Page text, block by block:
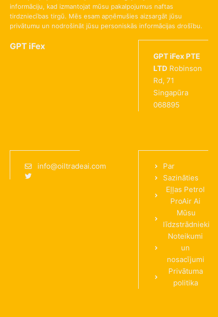
informāciju, kad izmantojat mūsu pakalpojumus naftas
tirdzniecības tirgū. Mēs esam apņēmušies aizsargāt jūsu
privātumu un nodrošināt jūsu personiskās informācijas drošību.
GPT iFex
GPT iFex PTE
LTD Robinson
Rd, 71
Singapūra
068895
info@oiltradeai.com
Par
Sazināties
Eļļas Petrol
ProAir Ai
Mūsu
līdzstrādnieki
Noteikumi
un
nosacījumi
Privātuma
politika